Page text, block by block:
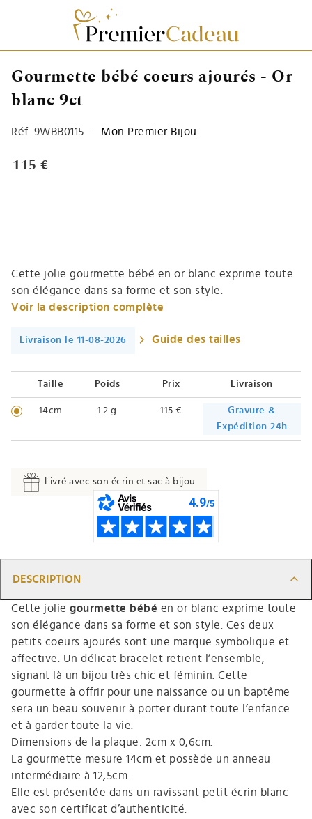
Gourmette bébé coeurs ajourés - Or
blanc 9ct
Réf. 9WBB0115 - Mon Premier Bijou
115 €
Cette jolie gourmette bébé en or blanc exprime toute
son élégance dans sa forme et son style.
Voir la description complète
Livraison le 11-08-2026 Guide des tailles
Taille Poids Prix Livraison
14cm 1.2 g 115 €
Gravure &
Expédition 24h
Livré avec son écrin et sac à bijou
DESCRIPTION
Cette jolie gourmette bébé en or blanc exprime toute
son élégance dans sa forme et son style. Ces deux
petits coeurs ajourés sont une marque symbolique et
affective. Un délicat bracelet retient l’ensemble,
signant là un bijou très chic et féminin. Cette
gourmette à offrir pour une naissance ou un baptême
sera un beau souvenir à porter durant toute l’enfance
et à garder toute la vie.
Dimensions de la plaque: 2cm x 0,6cm.
La gourmette mesure 14cm et possède un anneau
intermédiaire à 12,5cm.
Elle est présentée dans un ravissant petit écrin blanc
avec son certificat d’authenticité.